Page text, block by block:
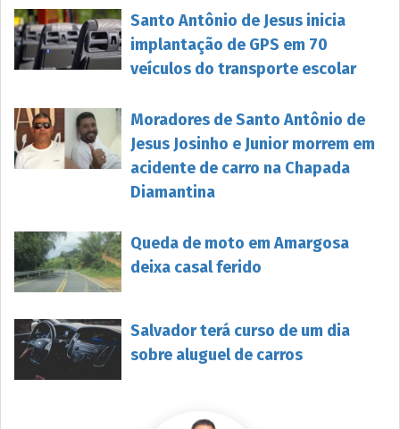
Santo Antônio de Jesus inicia
implantação de GPS em 70
veículos do transporte escolar
Moradores de Santo Antônio de
Jesus Josinho e Junior morrem em
acidente de carro na Chapada
Diamantina
Queda de moto em Amargosa
deixa casal ferido
Salvador terá curso de um dia
sobre aluguel de carros